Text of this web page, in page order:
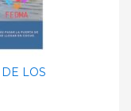
LOS